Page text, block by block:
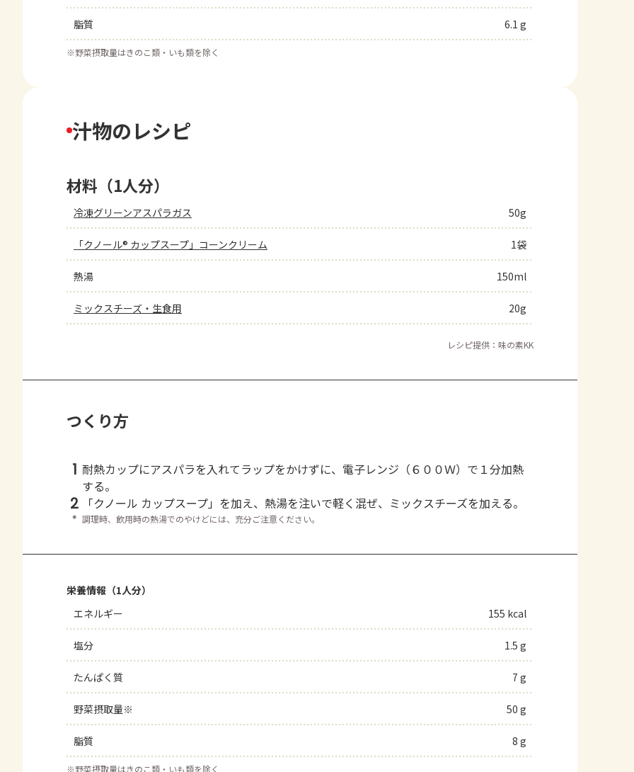
脂質 6.1 g
※野菜摂取量はきのこ類・いも類を除く
汁物のレシピ
材料（1人分）
冷凍グリーンアスパラガス 50g
「クノール® カップスープ」コーンクリーム 1袋
熱湯 150ml
ミックスチーズ・生食用 20g
レシピ提供：味の素KK
つくり方
1 耐熱カップにアスパラを入れてラップをかけずに、電子レンジ（６００Ｗ）で１分加熱
する。
2 「クノール カップスープ」を加え、熱湯を注いで軽く混ぜ、ミックスチーズを加える。
＊ 調理時、飲用時の熱湯でのやけどには、充分ご注意ください。
栄養情報（1人分）
エネルギー
155 kcal
塩分 1.5 g
たんぱく質 7 g
野菜摂取量※ 50 g
脂質 8 g
※野菜摂取量はきのこ類・いも類を除く